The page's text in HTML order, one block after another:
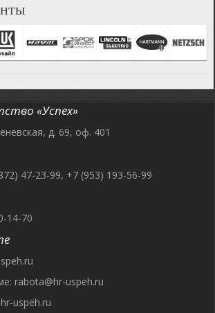
«Успех»
д. 69, оф. 401
47-23-99, +7 (953) 193-56-99
14-70
rabota@hr-uspeh.ru
uspeh.ru